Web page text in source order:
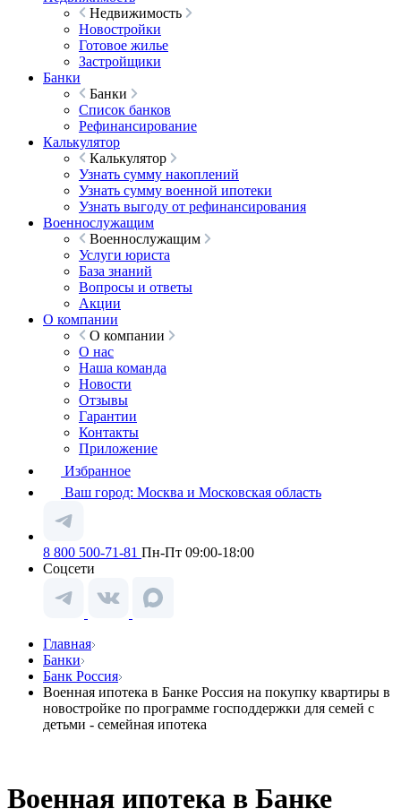
Недвижимость
Новостройки
Готовое жилье
Застройщики
Банки
Банки
Список банков
Рефинансирование
Калькулятор
Калькулятор
Узнать сумму накоплений
Узнать сумму военной ипотеки
Узнать выгоду от рефинансирования
Военнослужащим
Военнослужащим
Услуги юриста
База знаний
Вопросы и ответы
Акции
О компании
О компании
О нас
Наша команда
Новости
Отзывы
Гарантии
Контакты
Приложение
Избранное
Ваш город: Москва и Московская область
8 800 500-71-81 Пн-Пт 09:00-18:00
Соцсети
Главная
Банки
Банк Россия
Военная ипотека в Банке Россия на покупку квартиры в
новостройке по программе господдержки для семей с
детьми - семейная ипотека
Военная ипотека в Банке